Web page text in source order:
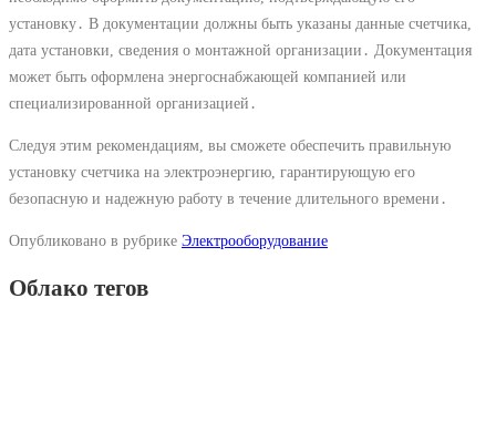
установку․ В документации должны быть указаны данные счетчика,
дата установки, сведения о монтажной организации․ Документация
может быть оформлена энергоснабжающей компанией или
специализированной организацией․
Следуя этим рекомендациям, вы сможете обеспечить правильную
установку счетчика на электроэнергию, гарантирующую его
безопасную и надежную работу в течение длительного времени․
Опубликовано в рубрике Электрооборудование
Облако тегов